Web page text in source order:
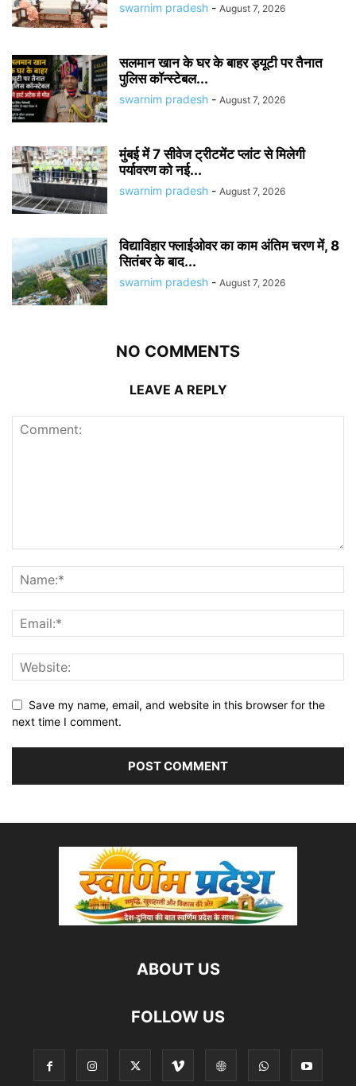
swarnim pradesh - August 7, 2026
सलमान खान के घर के बाहर ड्यूटी पर तैनात
पुलिस कॉन्स्टेबल...
swarnim pradesh - August 7, 2026
मुंबई में 7 सीवेज ट्रीटमेंट प्लांट से मिलेगी
पर्यावरण को नई...
swarnim pradesh - August 7, 2026
विद्याविहार फ्लाईओवर का काम अंतिम चरण में, 8
सितंबर के बाद...
swarnim pradesh - August 7, 2026
NO COMMENTS
LEAVE A REPLY
Save my name, email, and website in this browser for the
next time I comment.
ABOUT US
FOLLOW US